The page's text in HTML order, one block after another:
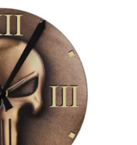
hvězdiček.